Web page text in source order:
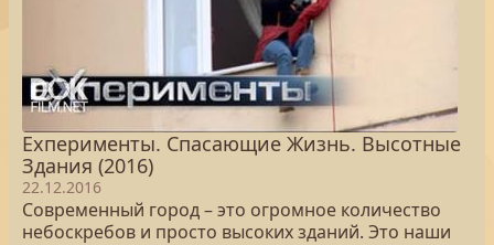
Exперименты. Спасающие Жизнь. Высотные
Здания (2016)
22.12.2016
Современный город – это огромное количество
небоскребов и просто высоких зданий. Это наши